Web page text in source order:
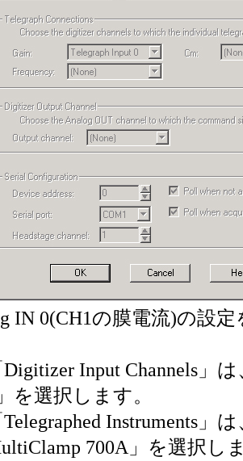
IN 0(CH1の膜電流)の設
Digitizer Input Channels」
を選択します。
Telegraphed Instruments」
700A」を選択し